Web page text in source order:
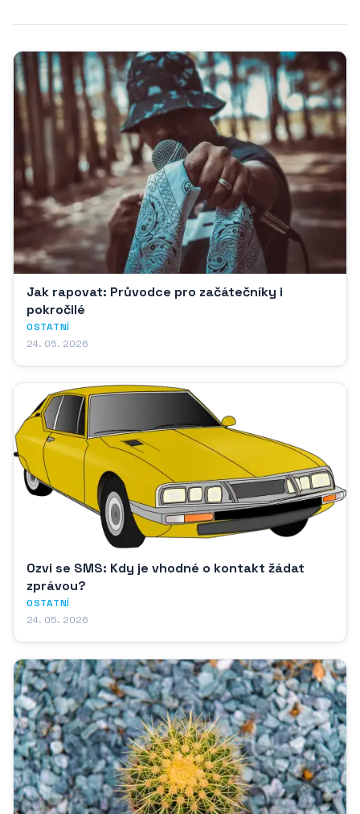
Jak rapovat: Průvodce pro začátečníky i
pokročilé
OSTATNÍ
24. 05. 2026
Ozvi se SMS: Kdy je vhodné o kontakt žádat
zprávou?
OSTATNÍ
24. 05. 2026